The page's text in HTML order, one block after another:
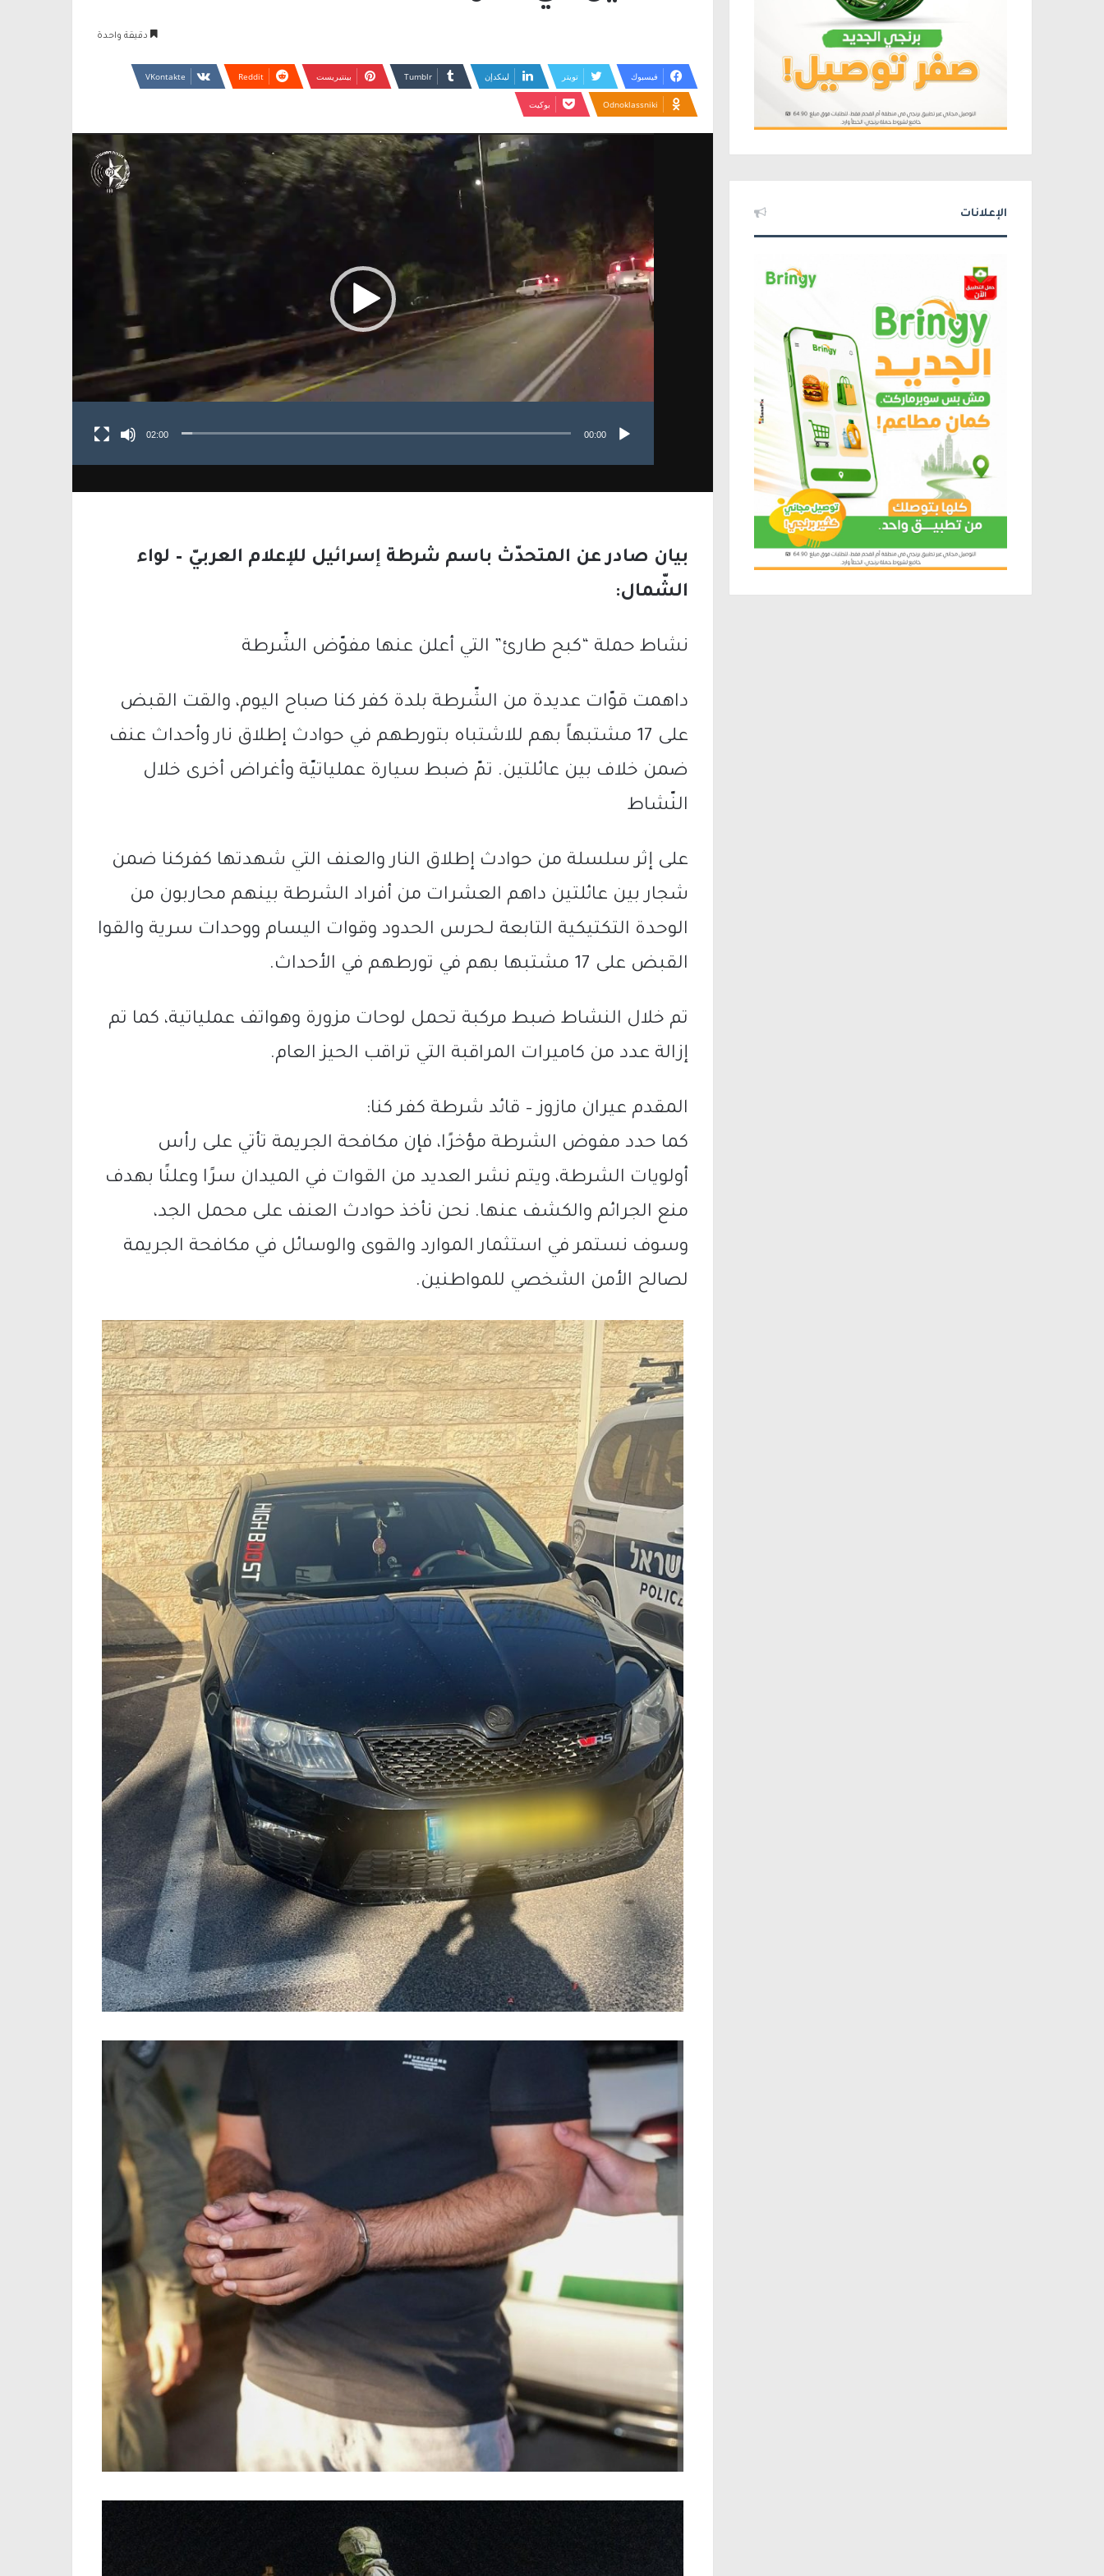
دقيقة واحدة
فيسبوك تويتر لينكدإن بينتيريست
Odnoklassniki بوكيت
00:00
02:00
بيان صادر عن المتحدّث باسم شرطة إسرائيل للإعلام العربيّ – لواء
الشّمال:
نشاط حملة “كبح طارئ” التي أعلن عنها مفوّض الشّرطة
داهمت قوّات عديدة من الشّرطة بلدة كفر كنا صباح اليوم، والقت القبض
على 17 مشتبهاً بهم للاشتباه بتورطهم في حوادث إطلاق نار وأحداث عنف
ضمن خلاف بين عائلتين. تمّ ضبط سيارة عملياتيّة وأغراض أخرى خلال
النّشاط
على إثر سلسلة من حوادث إطلاق النار والعنف التي شهدتها كفركنا ضمن
شجار بين عائلتين داهم العشرات من أفراد الشرطة بينهم محاربون من
الوحدة التكتيكية التابعة لـحرس الحدود وقوات اليسام ووحدات سرية والقوا
القبض على 17 مشتبها بهم في تورطهم في الأحداث.
تم خلال النشاط ضبط مركبة تحمل لوحات مزورة وهواتف عملياتية، كما تم
إزالة عدد من كاميرات المراقبة التي تراقب الحيز العام.
المقدم عيران مازوز – قائد شرطة كفر كنا:
كما حدد مفوض الشرطة مؤخرًا، فإن مكافحة الجريمة تأتي على رأس
أولويات الشرطة، ويتم نشر العديد من القوات في الميدان سرًا وعلنًا بهدف
منع الجرائم والكشف عنها. نحن نأخذ حوادث العنف على محمل الجد،
وسوف نستمر في استثمار الموارد والقوى والوسائل في مكافحة الجريمة
لصالح الأمن الشخصي للمواطنين.
الإعلانات